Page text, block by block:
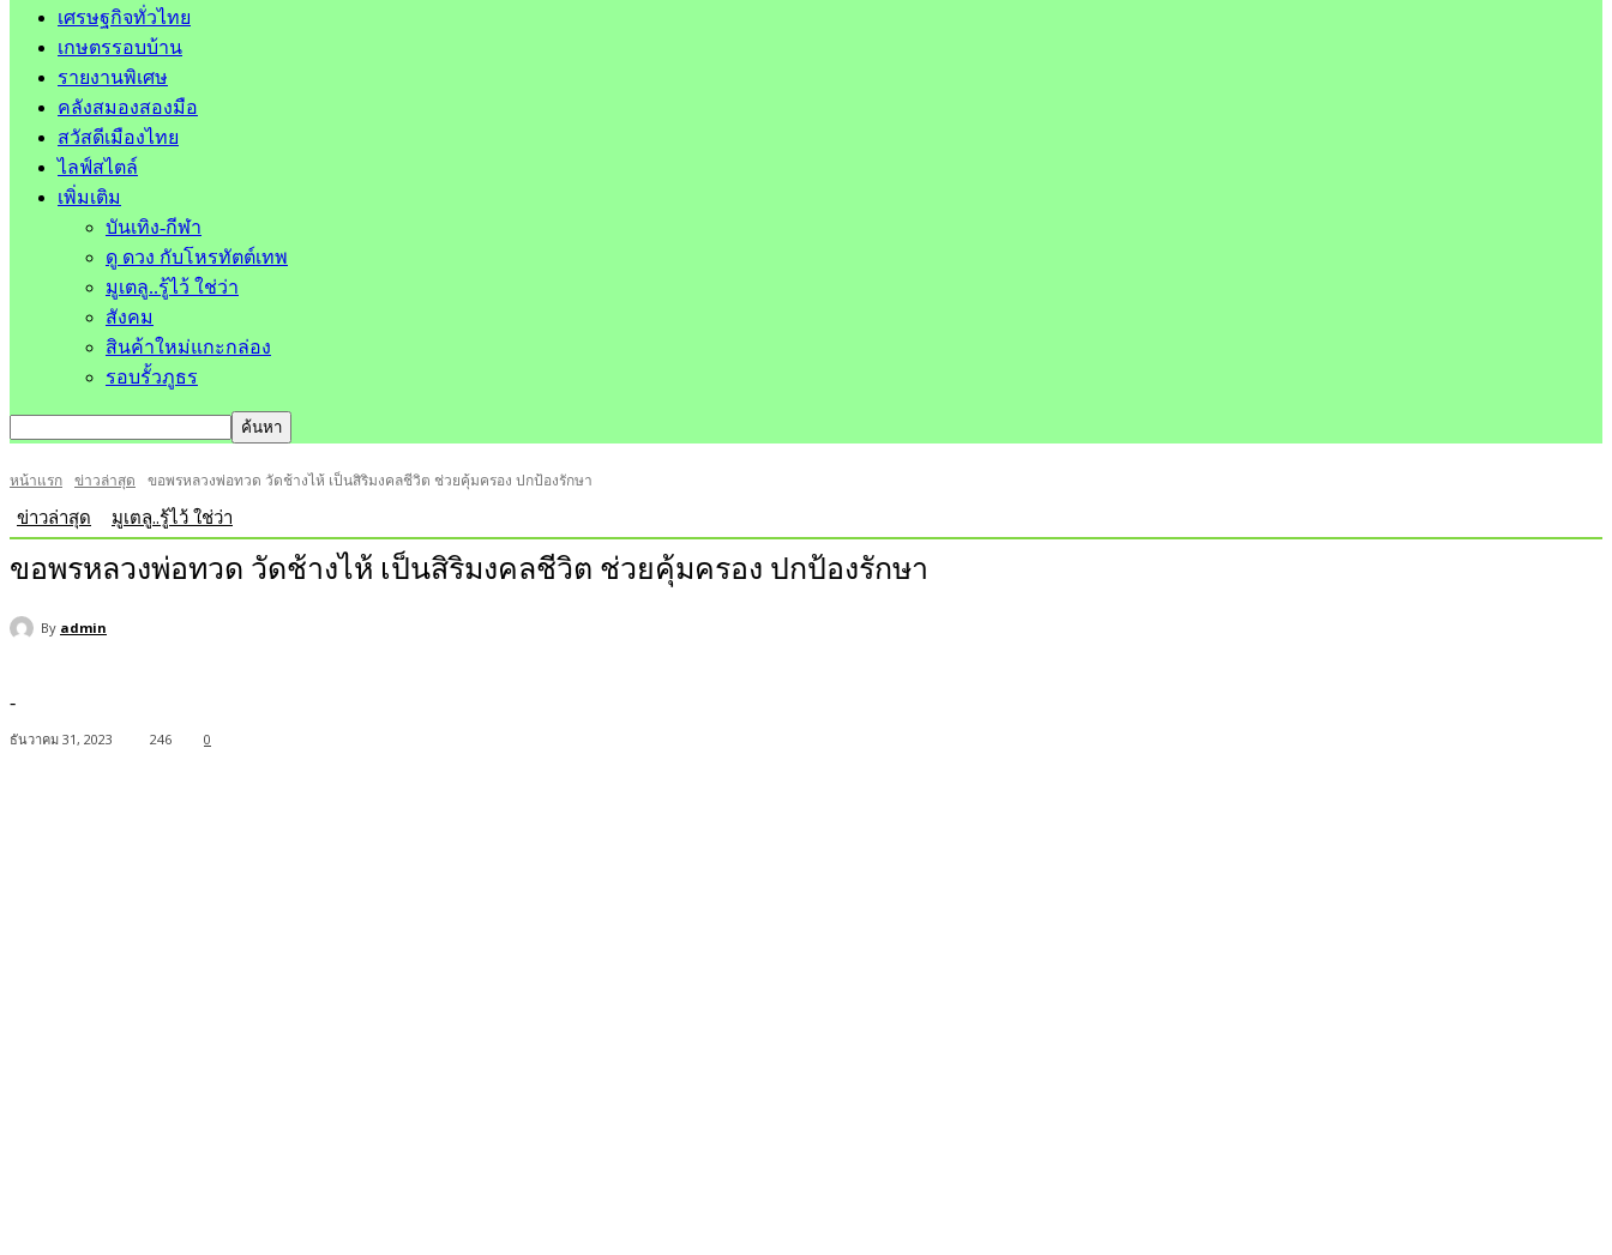
เศรษฐกิจทั่วไทย
เกษตรรอบบ้าน
รายงานพิเศษ
คลังสมองสองมือ
สวัสดีเมืองไทย
ไลฟ์สไตล์
เพิ่มเติม
บันเทิง-กีฬา
ดู ดวง กับโหรทัตต์เทพ
มูเตลู..รู้ไว้ ใช่ว่า
สังคม
สินค้าใหม่แกะกล่อง
รอบรั้วภูธร
หน้าแรก ข่าวล่าสุด ขอพรหลวงพ่อทวด วัดช้างไห้ เป็นสิริมงคลชีวิต ช่วยคุ้มครอง ปกป้องรักษา
ข่าวล่าสุด มูเตลู..รู้ไว้ ใช่ว่า
ขอพรหลวงพ่อทวด วัดช้างไห้ เป็นสิริมงคลชีวิต ช่วยคุ้มครอง ปกป้องรักษา
By admin
-
ธันวาคม 31, 2023 246 0